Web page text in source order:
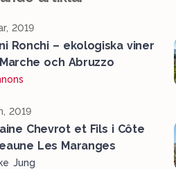
2019
Ronchi – ekologiska viner
och Abruzzo
2019
Chevrot et Fils i Côte
Les Maranges
Jung